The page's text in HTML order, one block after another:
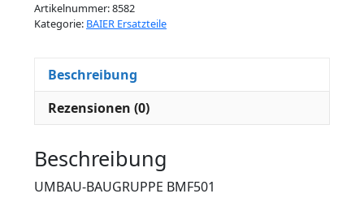
Artikelnummer:8582
Kategorie: BAIER Ersatzteile
Beschreibung
Rezensionen (0)
Beschreibung
UMBAU-BAUGRUPPE BMF501